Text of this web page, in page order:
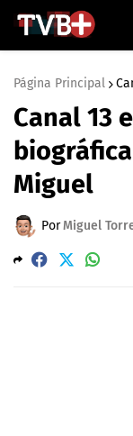
Página Principal
Canal 13
Miguel
PorMiguel